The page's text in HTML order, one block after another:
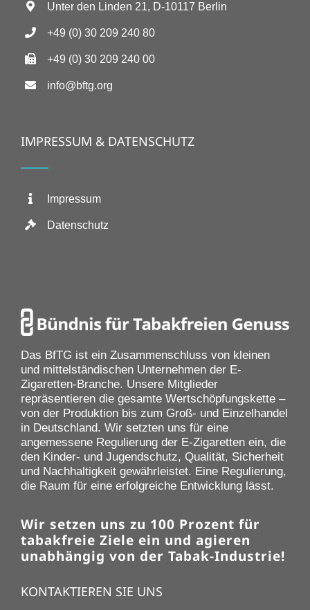
Unter den Linden 21, D-10117 Berlin
+49 (0) 30 209 240 80
+49 (0) 30 209 240 00
info@bftg.org
IMPRESSUM & DATENSCHUTZ
Impressum
Datenschutz
Das BfTG ist ein Zusammenschluss von kleinen
und mittelständischen Unternehmen der E-
Zigaretten-Branche. Unsere Mitglieder
repräsentieren die gesamte Wertschöpfungskette –
von der Produktion bis zum Groß- und Einzelhandel
in Deutschland. Wir setzten uns für eine
angemessene Regulierung der E-Zigaretten ein, die
den Kinder- und Jugendschutz, Qualität, Sicherheit
und Nachhaltigkeit gewährleistet. Eine Regulierung,
die Raum für eine erfolgreiche Entwicklung lässt.
Wir setzen uns zu 100 Prozent für
tabakfreie Ziele ein und agieren
unabhängig von der Tabak-Industrie!
KONTAKTIEREN SIE UNS